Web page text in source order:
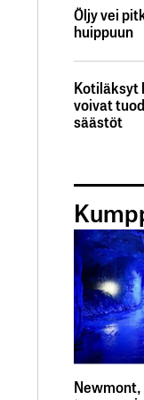
Öljy vei
huippuun
Kotiläksyt
voivat
säästöt
Newmont,